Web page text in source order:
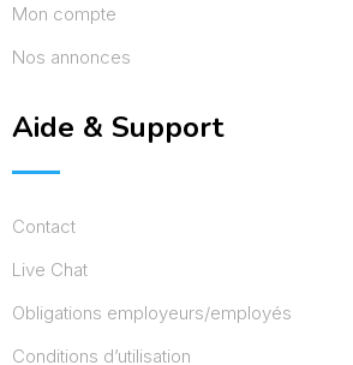
Mon compte
Nos annonces
Aide & Support
Contact
Live Chat
Obligations employeurs/employés
Conditions d’utilisation